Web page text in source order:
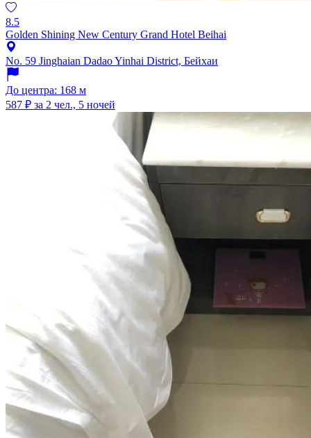
8.5
Golden Shining New Century Grand Hotel Beihai
No. 59 Jinghaian Dadao Yinhai District, Бейхаи
До центра: 168 м
587 ₽ за 2 чел., 5 ночей